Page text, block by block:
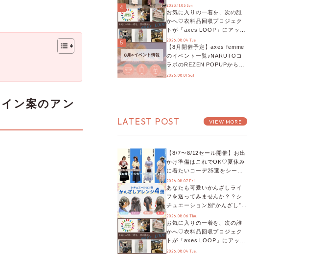
ン案のアン
生色、バースデーカラーコー
デまでご紹介♡
2023.11.05 Sun
4
お気に入りの一着を、次の誰
かへ♡衣料品回収プロジェク
トが「axes LOOP」にアップ
デート！活用するとポイント
が手に入る◎
2026.08.04 Tue
5
【8月開催予定】axes femme
のイベント一覧♪NARUTOコ
ラボのREZEN POPUPから、
プチYour Stage.、ティーパー
2026.08.01 Sat
LATEST POST VIEW MORE
【8/7〜8/12セール開催】お出
かけ準備はこれでOK♡夏休み
に着たいコーデ25選をシーン
別に徹底解説！
2026.08.07 Fri.
あなたも可愛いかんざしライ
フを送ってみませんか？？シ
チュエーション別“かんざし”の
オススメ【ショップスタッフ
編集部】
2026.08.06 Thu.
お気に入りの一着を、次の誰
かへ♡衣料品回収プロジェク
トが「axes LOOP」にアップ
デート！活用するとポイント
2026.08.04 Tue.